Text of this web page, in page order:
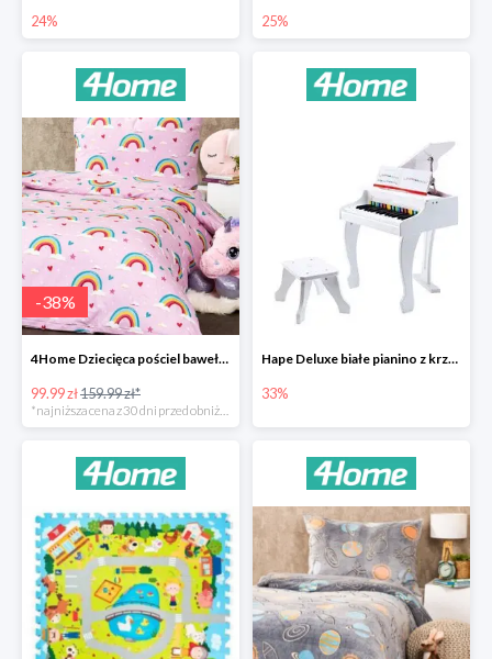
24% 25%
-38%
4Home Dziecięca pościel bawełniana Rainbow
99.99 zł159.99 zł*
*najniższa cena z 30 dni przed obniżką
Hape Deluxe białe pianino z krzesłem -33%
33%